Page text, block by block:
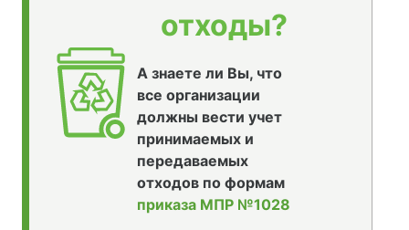
отходы?
А знаете ли Вы, что
все организации
должны вести учет
принимаемых и
передаваемых
отходов по формам
приказа МПР №1028